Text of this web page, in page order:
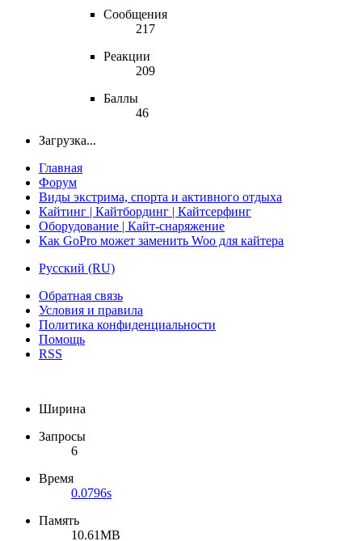
Сообщения
217
Реакции
209
Баллы
46
Загрузка...
Главная
Форум
Виды экстрима, спорта и активного отдыха
Кайтинг | Кайтбординг | Кайтсерфинг
Оборудование | Кайт-снаряжение
Как GoPro может заменить Woo для кайтера
Русский (RU)
Обратная связь
Условия и правила
Политика конфиденциальности
Помощь
RSS
Ширина
Запросы
6
Время
0.0796s
Память
10.61MB